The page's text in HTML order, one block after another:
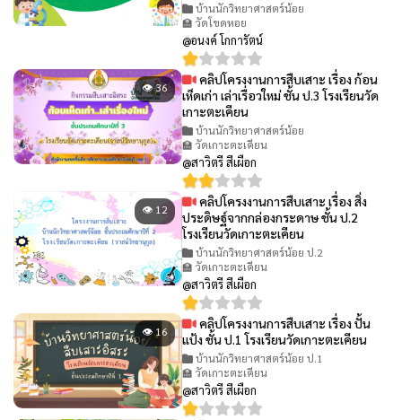
บ้านนักวิทยาศาสตร์น้อย
🏫 วัดโขดหอย
@อนงค์ โกการัตน์
👁 36
คลิปโครงงานการสืบเสาะ เรื่อง ก้อน
เห็ดเก่า เล่าเรื่อวใหม่ ชั้น ป.3 โรงเรียนวัด
เกาะตะเคียน
บ้านนักวิทยาศาสตร์น้อย
🏫 วัดเกาะตะเคียน
@สาวิตรี สีเผือก
👁 12
คลิปโครงงานการสืบเสาะ เรื่อง สิ่ง
ประดิษฐ์จากกล่องกระดาษ ชั้น ป.2
โรงเรียนวัดเกาะตะเคียน
บ้านนักวิทยาศาสตร์น้อย ป.2
🏫 วัดเกาะตะเคียน
@สาวิตรี สีเผือก
👁 16
คลิปโครงงานการสืบเสาะ เรื่อง ปั้น
แป้ง ชั้น ป.1 โรงเรียนวัดเกาะตะเคียน
บ้านนักวิทยาศาสตร์น้อย ป.1
🏫 วัดเกาะตะเคียน
@สาวิตรี สีเผือก